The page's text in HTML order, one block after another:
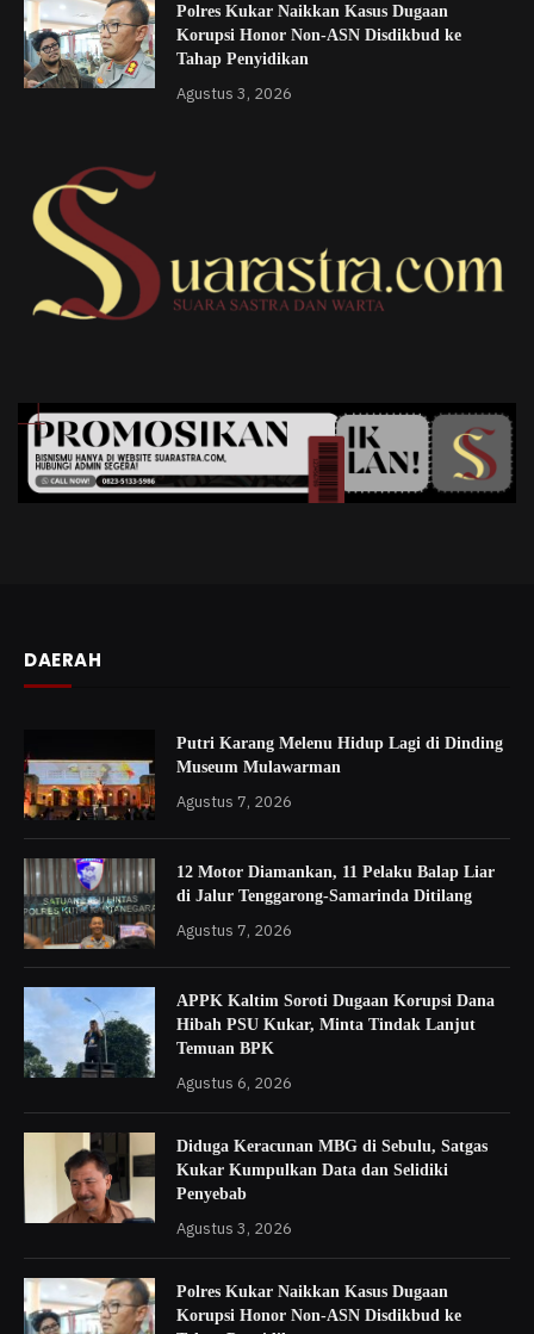
Polres Kukar Naikkan Kasus Dugaan
Korupsi Honor Non-ASN Disdikbud ke
Tahap Penyidikan
Agustus 3, 2026
DAERAH
Putri Karang Melenu Hidup Lagi di Dinding
Museum Mulawarman
Agustus 7, 2026
12 Motor Diamankan, 11 Pelaku Balap Liar
di Jalur Tenggarong-Samarinda Ditilang
Agustus 7, 2026
APPK Kaltim Soroti Dugaan Korupsi Dana
Hibah PSU Kukar, Minta Tindak Lanjut
Temuan BPK
Agustus 6, 2026
Diduga Keracunan MBG di Sebulu, Satgas
Kukar Kumpulkan Data dan Selidiki
Penyebab
Agustus 3, 2026
Polres Kukar Naikkan Kasus Dugaan
Korupsi Honor Non-ASN Disdikbud ke